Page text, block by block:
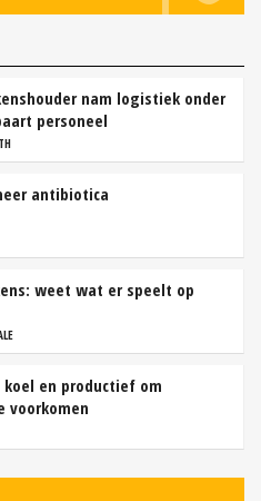
nam logistiek onder
personeel
antibiotica
weet wat er speelt op
koel en productief om
voorkomen